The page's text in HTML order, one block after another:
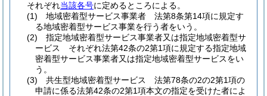
それぞれ当該各号に定めるところによる。
(1)
地域密着型サービス事業者 法第8条第14項に規定す
る地域密着型サービス事業を行う者をいう。
(2)
指定地域密着型サービス事業者又は指定地域密着型サ
ービス それぞれ法第42条の2第1項に規定する指定地域
密着型サービス事業者又は指定地域密着型サービスをい
う。
(3)
共生型地域密着型サービス 法第78条の2の2第1項の
申請に係る法第42条の2第1項本文の指定を受けた者によ